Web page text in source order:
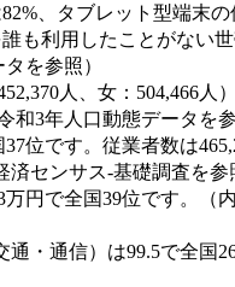
、タブレット型端末
も利用したことがない
を参照）
人、女：504,466人
和3年人口動態データを
位です。従業者数は
済センサス‐基礎調査を参
円で全国39位です。（
・通信）は99.5で全国